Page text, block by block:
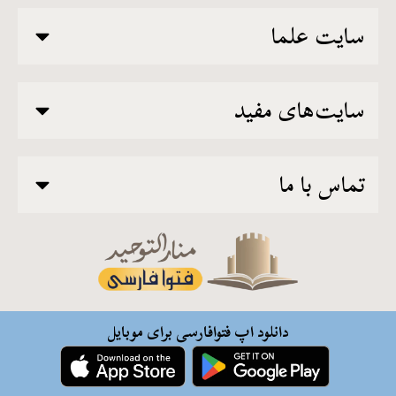
سایت علما
سایت‌های مفید
تماس با ما
دانلود اپ فتوافارسی برای موبایل